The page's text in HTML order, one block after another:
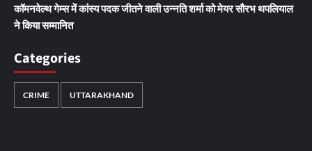
कॉमनवेल्थ गेम्स में कांस्य पदक जीतने वाली उन्नति शर्मा को मेयर सौरभ थपलियाल
ने किया सम्मानित
Categories
CRIME UTTARAKHAND